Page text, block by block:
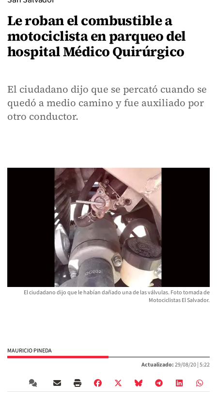
Le roban el combustible a
motociclista en parqueo del
hospital Médico Quirúrgico
El ciudadano dijo que se percató cuando se
quedó a medio camino y fue auxiliado por
otro conductor.
El ciudadano dijo que le habían dañado una de las válvulas. Foto tomada de
Motociclistas El Salvador.
MAURICIO PINEDA
Actualizado:29/08/20 |5:22